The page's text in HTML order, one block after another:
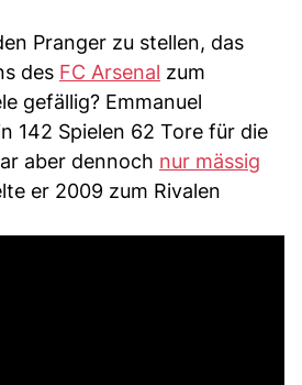
Pranger zu stellen, das
des FC Arsenal zum
gefällig? Emmanuel
142 Spielen 62 Tore für die
aber dennoch nur mässig
er 2009 zum Rivalen